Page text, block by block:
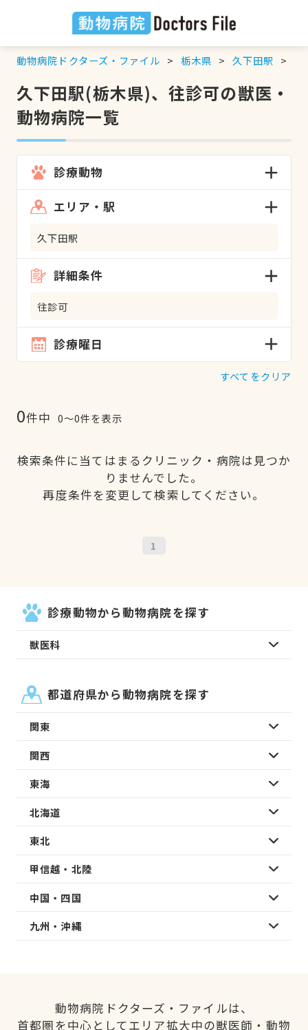
動物病院ドクターズ・ファイル 栃木県 久下田駅
久下田駅(栃木県)、往診可の獣医・
動物病院一覧
診療動物
エリア・駅
久下田駅
詳細条件
往診可
診療曜日
すべてをクリア
0件中 0〜0件を表示
検索条件に当てはまるクリニック・病院は見つか
りませんでした。
再度条件を変更して検索してください。
1
診療動物から動物病院を探す
獣医科
都道府県から動物病院を探す
関東
関西
東海
北海道
東北
甲信越・北陸
中国・四国
九州・沖縄
動物病院ドクターズ・ファイルは、
首都圏を中心としてエリア拡大中の獣医師・動物